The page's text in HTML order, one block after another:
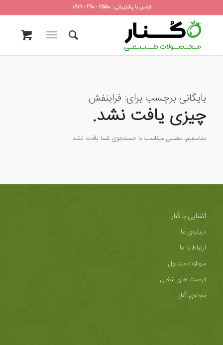
تماس با پشتیبانی : 2550 - 690 - 0919
بایگانی برچسب برای: فرابنفش
چیزی یافت نشد.
متاسفیم، مطلبی متناسب با جستجوی شما یافت نشد.
آشنایی با کُنار
درباره‌ی ما
ارتباط با ما
سوالات متداول
فرصت های شغلی
مجله‌ی کُنار